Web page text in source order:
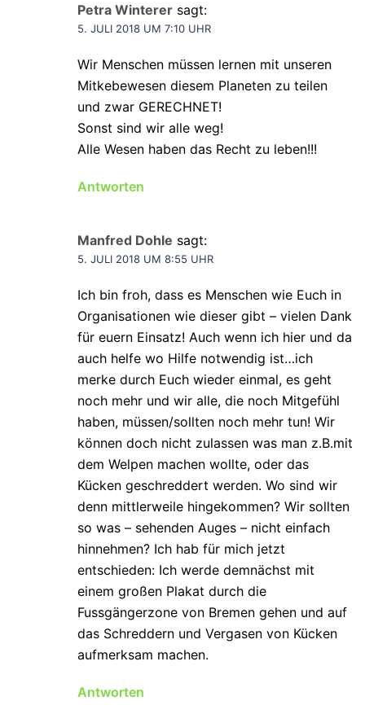
Petra Winterer sagt:
5. JULI 2018 UM 7:10 UHR
Wir Menschen müssen lernen mit unseren
Mitkebewesen diesem Planeten zu teilen
und zwar GERECHNET!
Sonst sind wir alle weg!
Alle Wesen haben das Recht zu leben!!!
Antworten
Manfred Dohle sagt:
5. JULI 2018 UM 8:55 UHR
Ich bin froh, dass es Menschen wie Euch in
Organisationen wie dieser gibt – vielen Dank
für euern Einsatz! Auch wenn ich hier und da
auch helfe wo Hilfe notwendig ist…ich
merke durch Euch wieder einmal, es geht
noch mehr und wir alle, die noch Mitgefühl
haben, müssen/sollten noch mehr tun! Wir
können doch nicht zulassen was man z.B.mit
dem Welpen machen wollte, oder das
Kücken geschreddert werden. Wo sind wir
denn mittlerweile hingekommen? Wir sollten
so was – sehenden Auges – nicht einfach
hinnehmen? Ich hab für mich jetzt
entschieden: Ich werde demnächst mit
einem großen Plakat durch die
Fussgängerzone von Bremen gehen und auf
das Schreddern und Vergasen von Kücken
aufmerksam machen.
Antworten